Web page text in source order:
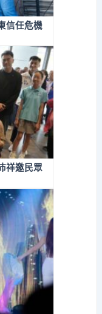
信任危機
祥邀民眾